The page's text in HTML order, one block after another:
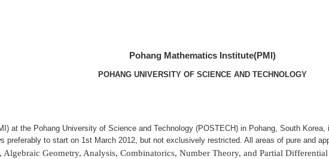
Pohang Mathematics Institute(PMI)
POHANG UNIVERSITY OF SCIENCE AND TECHNOLOGY
at the Pohang University of Science and Technology (POSTECH) in Pohang, South
preferably to start on 1st March 2012, but not exclusively restricted. All areas of pure and
Geometry, Analysis, Combinatorics, Number Theory, and Partial